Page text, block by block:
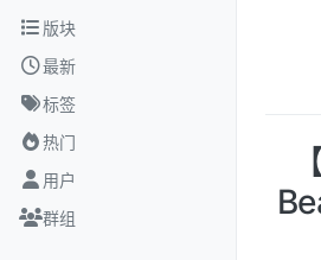
跳转至内容
版块
最新
标签
热门
用户
群组